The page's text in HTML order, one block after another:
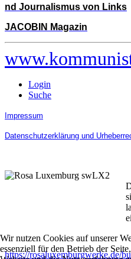
nd Journalismus von Links
JACOBIN Magazin
Login
Suche
Impressum
Datenschutzerklärung und
https://rosaluxemburgwerke.de/
Wir nutzen Cookies auf unserer
essenziell für den Betrieb der